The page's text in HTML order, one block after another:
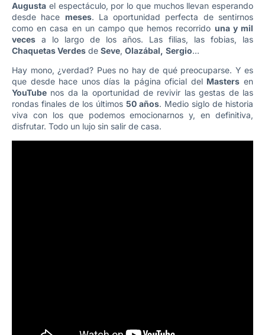
Augusta el espectáculo, por lo que muchos llevan esperando
desde hace meses. La oportunidad perfecta de sentirnos
como en casa en un campo que hemos recorrido una y mil
veces a lo largo de los años. Las filias, las fobias, las
Chaquetas Verdes de Seve, Olazábal, Sergio…
Hay mono, ¿verdad? Pues no hay de qué preocuparse. Y es
que desde hace unos días la página oficial del Masters en
YouTube nos da la oportunidad de revivir las gestas de las
rondas finales de los últimos 50 años. Medio siglo de historia
viva con los que podemos emocionarnos y, en definitiva,
disfrutar. Todo un lujo sin salir de casa.